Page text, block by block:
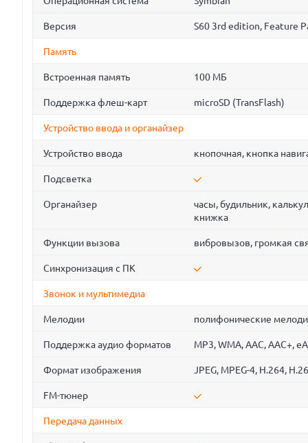
Версия S60 3rd edition, Feature
Память
Встроенная память 100 МБ
Поддержка флеш-карт microSD (TransFlash)
Устройство ввода и органайзер
Устройство ввода кнопочная, кнопка
Подсветка
Органайзер
часы, будильник,
книжка
Функции вызова вибровызов, громкая
Синхронизация с ПК
Звонок и мультимедиа
Мелодии полифонические
Поддержка аудио форматов MP3, WMA, AAC, AAC+,
Формат изображения JPEG, MPEG-4, H.264,
FM-тюнер
Передача данных